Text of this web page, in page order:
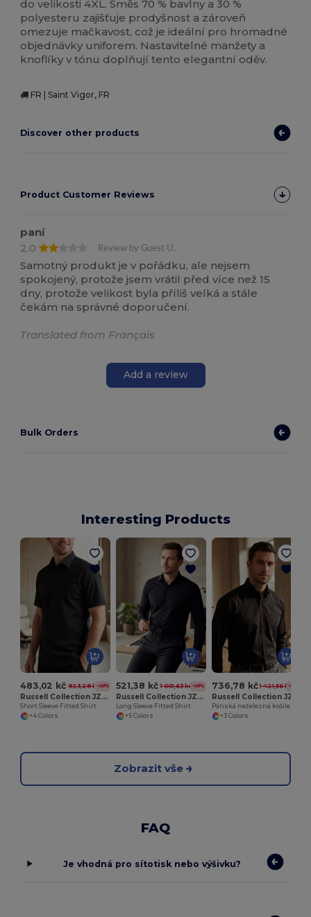
do velikosti 4XL. Směs 70 % bavlny a 30 %
polyesteru zajišťuje prodyšnost a zároveň
omezuje mačkavost, což je ideální pro hromadné
objednávky uniforem. Nastavitelné manžety a
knoflíky v tónu doplňují tento elegantní oděv.
FR | Saint Vigor, FR
Discover other products
Product Customer Reviews
paní
2.0
Review by Guest U.
Samotný produkt je v pořádku, ale nejsem
spokojený, protože jsem vrátil před více než 15
dny, protože velikost byla příliš velká a stále
čekám na správné doporučení.
Translated from Français
Add a review
Bulk Orders
Interesting Products
483,02 kč 923,28 kč-48%
Russell Collection JZ947
Short Sleeve Fitted Shirt
+4 Colors
521,38 kč 1 001,63 kč-48%
Russell Collection JZ946
Long Sleeve Fitted Shirt
+5 Colors
736,78 kč 1 421,56 kč-48%
Pánská neželezná košile
+3 Colors
Zobrazit vše
FAQ
Je vhodná pro sítotisk nebo výšivku?